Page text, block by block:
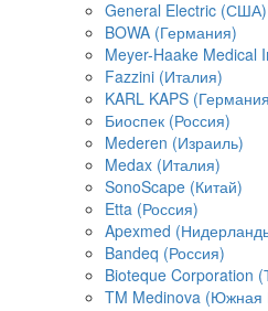
General Electric (США)
BOWA (Германия)
Meyer-Haake Medical
Fazzini (Италия)
KARL KAPS
Биоспек (Россия)
Mederen (Израиль)
Medax (Италия)
SonoScape (Китай)
Etta (Россия)
Apexmed
Bandeq (Россия)
Bioteque Corporation
TM Medinova (Южная